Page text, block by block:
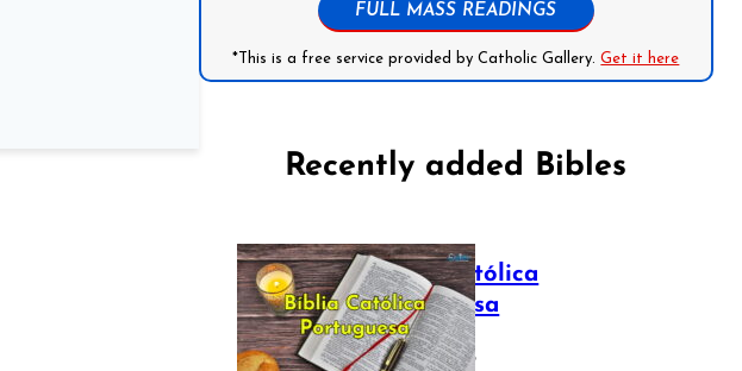
FULL MASS READINGS
*This is a free service provided by Catholic Gallery.Get it here
Recently added Bibles
Bíblia Católica
Portuguesa
July 16, 2025